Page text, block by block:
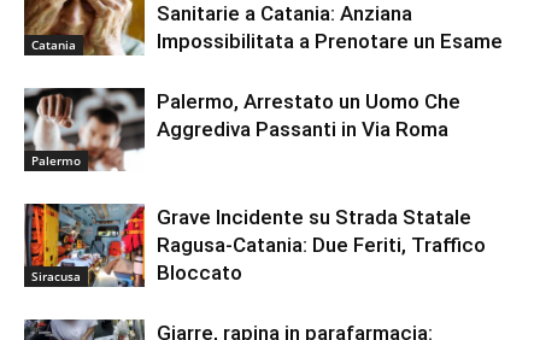
Catania
Sanitarie a Catania: Anziana
Impossibilitata a Prenotare un Esame
Palermo
Palermo, Arrestato un Uomo Che
Aggrediva Passanti in Via Roma
Siracusa
Grave Incidente su Strada Statale
Ragusa-Catania: Due Feriti, Traffico
Bloccato
Giarre, rapina in parafarmacia: